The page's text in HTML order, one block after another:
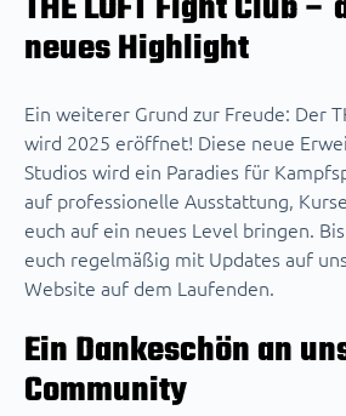
neues Highlight
Ein weiterer Grund zur Freude: Der
wird 2025 eröffnet! Diese neue
Studios wird ein Paradies für
auf professionelle Ausstattung,
euch auf ein neues Level bringen.
euch regelmäßig mit Updates auf
Website auf dem Laufenden.
Ein Dankeschön an
Community